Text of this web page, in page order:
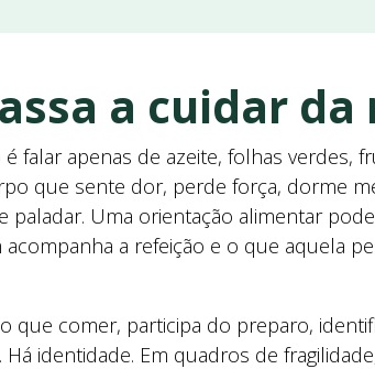
a cuidar
apenas de azeite, folhas verdes,
que sente dor, perde força, dorme
Uma orientação alimentar
a refeição e o que aquela
comer, participa do preparo,
identidade. Em quadros de